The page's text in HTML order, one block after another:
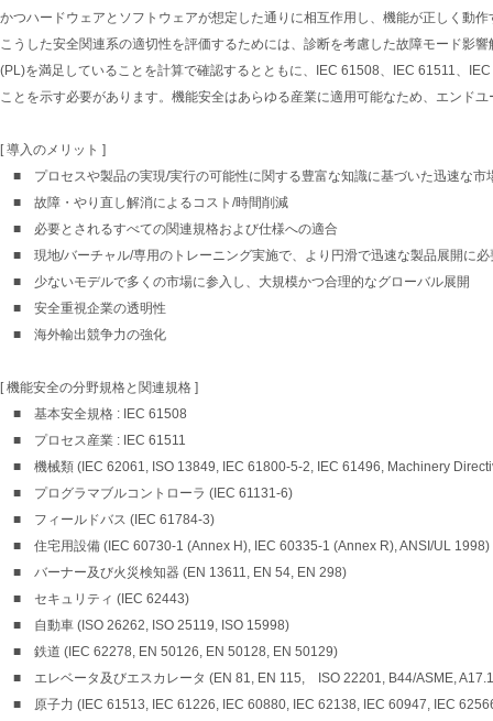
かつハードウェアとソフトウェアが想定した通りに相互作用し、機能が正しく動
こうした安全関連系の適切性を評価するためには、診断を考慮した故障モード影
(PL)を満足していることを計算で確認するとともに、IEC 61508、IEC 61511、
ことを示す必要があります。機能安全はあらゆる産業に適用可能なため、エンド
[ 導入のメリット ]
■ プロセスや製品の実現/実行の可能性に関する豊富な知識に基づいた迅速な市
■ 故障・やり直し解消によるコスト/時間削減
■ 必要とされるすべての関連規格および仕様への適合
■ 現地/バーチャル/専用のトレーニング実施で、より円滑で迅速な製品展開に
■ 少ないモデルで多くの市場に参入し、大規模かつ合理的なグローバル展開
■ 安全重視企業の透明性
■ 海外輸出競争力の強化
[ 機能安全の分野規格と関連規格 ]
■ 基本安全規格 : IEC 61508
■ プロセス産業 : IEC 61511
■ 機械類 (IEC 62061, ISO 13849, IEC 61800-5-2, IEC 61496, Machinery
■ プログラマブルコントローラ (IEC 61131-6)
■ フィールドバス (IEC 61784-3)
■ 住宅用設備 (IEC 60730-1 (Annex H), IEC 60335-1 (Annex R), ANSI/UL 1998)
■ バーナー及び火災検知器 (EN 13611, EN 54, EN 298)
■ セキュリティ (IEC 62443)
■ 自動車 (ISO 26262, ISO 25119, ISO 15998)
■ 鉄道 (IEC 62278, EN 50126, EN 50128, EN 50129)
■ エレベータ及びエスカレータ (EN 81, EN 115, ISO 22201, B44/ASME,
■ 原子力 (IEC 61513, IEC 61226, IEC 60880, IEC 62138, IEC 60947, IEC